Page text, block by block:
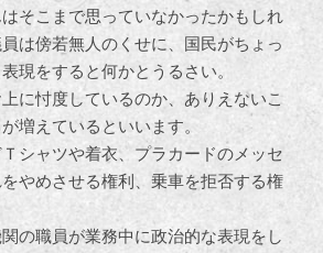
そこまで思っていなかったかもしれ
は傍若無人のくせに、国民がちょっ
現をすると何かとうるさい。
に忖度しているのか、ありえないこ
増えているといいます。
Ｔシャツや着衣、プラカードのメッセ
やめさせる権利、乗車を拒否する権
の職員が業務中に政治的な表現をし